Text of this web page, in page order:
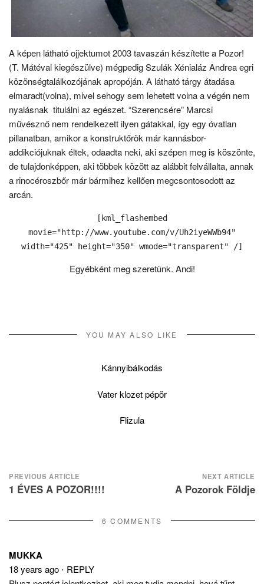
A képen látható ojjektumot 2003 tavaszán készítette a Pozor!
(T. Mátéval kiegészülve) mégpedig Szulák Xénialáz Andrea egri
közönségtalálkozójának apropóján. A látható tárgy átadása
elmaradt(volna), mivel sehogy sem lehetett volna a végén nem
nyalásnak titulálni az egészet. “Szerencsére” Marcsi
művésznő nem rendelkezett ilyen gátakkal, így egy óvatlan
pillanatban, amikor a konstruktőrök már kannásbor-
addikciójuknak éltek, odaadta neki, aki szépen meg is köszönte,
de tulajdonképpen, aki többek között az alábbit felvállalta, annak
a rinocéroszbőr már bármihez kellően megcsontosodott az
arcán.
[kml_flashembed
movie="http://www.youtube.com/v/Uh2iyeWWb94"
width="425" height="350" wmode="transparent" /]
Egyébként meg szeretünk. Andi!
YOU MAY ALSO LIKE
Kánnyibálkodás
Vater klozet pépör
Flizula
Post
navigation
PREVIOUS ARTICLE
1 ÉVES A POZOR!!!!
NEXT ARTICLE
A Pozorok Földje
6 COMMENTS
MUKKA
18 years ago ⋅ REPLY